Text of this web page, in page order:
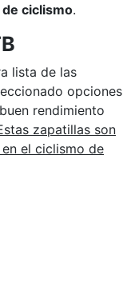
ciclismo.
lista de las
opciones
rendimiento
zapatillas son
el ciclismo de